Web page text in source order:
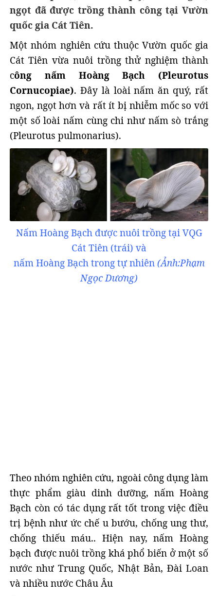
ngọt đã được trồng thành công tại Vườn
quốc gia Cát Tiên.
Một nhóm nghiên cứu thuộc Vườn quốc gia
Cát Tiên vừa nuôi trồng thử nghiệm thành
công nấm Hoàng Bạch (Pleurotus
Cornucopiae). Đây là loài nấm ăn quý, rất
ngon, ngọt hơn và rất ít bị nhiễm mốc so với
một số loài nấm cùng chi như nấm sò trắng
(Pleurotus pulmonarius).
Nấm Hoàng Bạch được nuôi trồng tại VQG
Cát Tiên (trái) và
nấm Hoàng Bạch trong tự nhiên(Ảnh:Phạm
Ngọc Dương)
Theo nhóm nghiên cứu, ngoài công dụng làm
thực phẩm giàu dinh dưỡng, nấm Hoàng
Bạch còn có tác dụng rất tốt trong việc điều
trị bệnh như ức chế u bướu, chống ung thư,
chống thiếu máu.. Hiện nay, nấm Hoàng
bạch được nuôi trồng khá phổ biến ở một số
nước như Trung Quốc, Nhật Bản, Đài Loan
và nhiều nước Châu Âu